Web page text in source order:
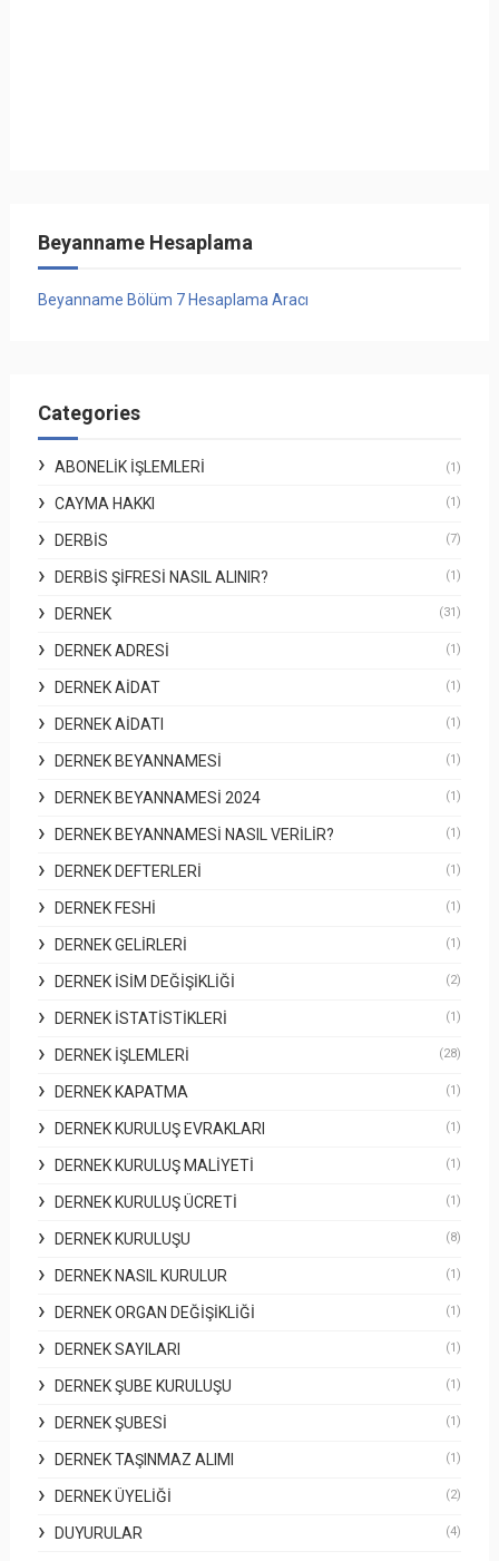
Beyanname Hesaplama
Beyanname Bölüm 7 Hesaplama Aracı
Categories
ABONELIK İŞLEMLERI (1)
CAYMA HAKKI (1)
DERBİS (7)
DERBİS ŞIFRESI NASIL ALINIR? (1)
DERNEK (31)
DERNEK ADRESI (1)
DERNEK AIDAT (1)
DERNEK AIDATI (1)
DERNEK BEYANNAMESI (1)
DERNEK BEYANNAMESI 2024 (1)
DERNEK BEYANNAMESI NASIL VERILIR? (1)
DERNEK DEFTERLERI (1)
DERNEK FESHI (1)
DERNEK GELIRLERI (1)
DERNEK İSIM DEĞIŞIKLIĞI (2)
DERNEK İSTATISTIKLERI (1)
DERNEK İŞLEMLERI (28)
DERNEK KAPATMA (1)
DERNEK KURULUŞ EVRAKLARI (1)
DERNEK KURULUŞ MALIYETI (1)
DERNEK KURULUŞ ÜCRETI (1)
DERNEK KURULUŞU (8)
DERNEK NASIL KURULUR (1)
DERNEK ORGAN DEĞIŞIKLIĞI (1)
DERNEK SAYILARI (1)
DERNEK ŞUBE KURULUŞU (1)
DERNEK ŞUBESI (1)
DERNEK TAŞINMAZ ALIMI (1)
DERNEK ÜYELIĞI (2)
DUYURULAR (4)